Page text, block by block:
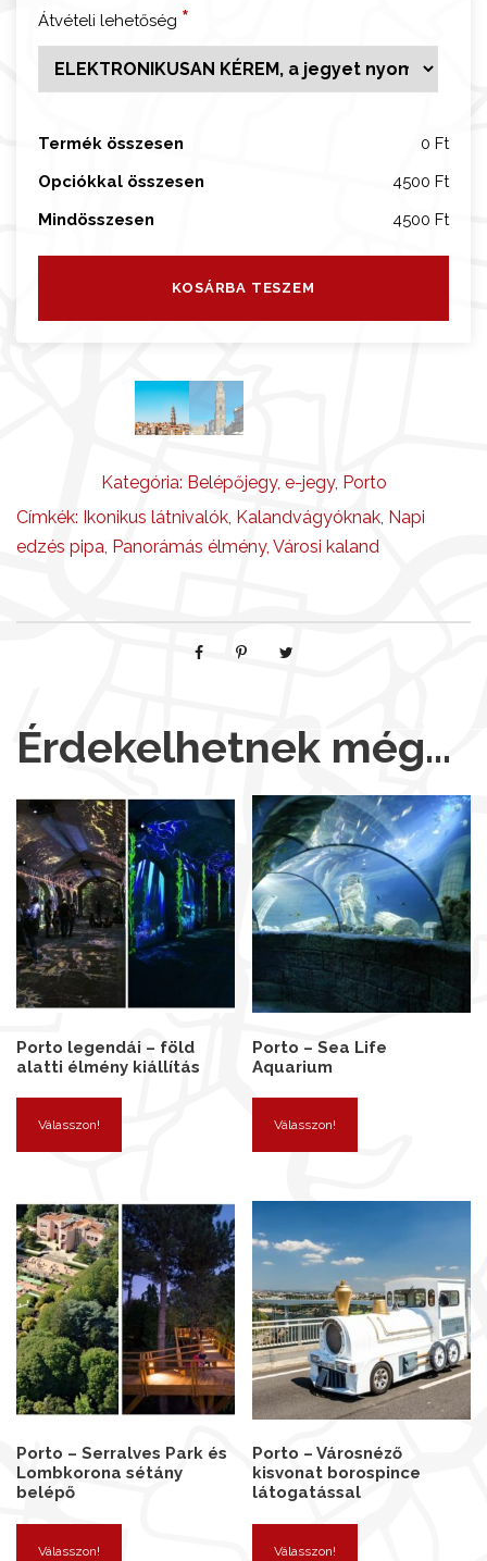
á
a
á
s
n
Átvételi lehetőség *
Termék összesen
0 Ft
Opciókkal összesen
4500 Ft
Mindösszesen
4500 Ft
KOSÁRBA TESZEM
Kategória: Belépőjegy, e-jegy, Porto
Címkék: Ikonikus látnivalók Kalandvágyóknak Napi
edzés pipa Panorámás élmény, Városi kaland
Érdekelhetnek még…
Porto legendái – föld
alatti élmény kiállítás
Válasszon!
Porto – Sea Life
Aquarium
Válasszon!
Porto – Serralves Park és
Lombkorona sétány
belépő
Válasszon!
Porto – Városnéző
kisvonat borospince
látogatással
Válasszon!